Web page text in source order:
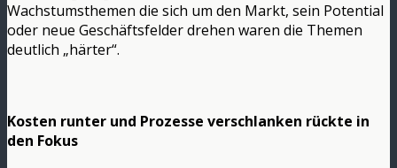
Wachstumsthemen die sich um den Markt, sein Potential
oder neue Geschäftsfelder drehen waren die Themen
deutlich „härter“.
Kosten runter und Prozesse verschlanken rückte in
den Fokus